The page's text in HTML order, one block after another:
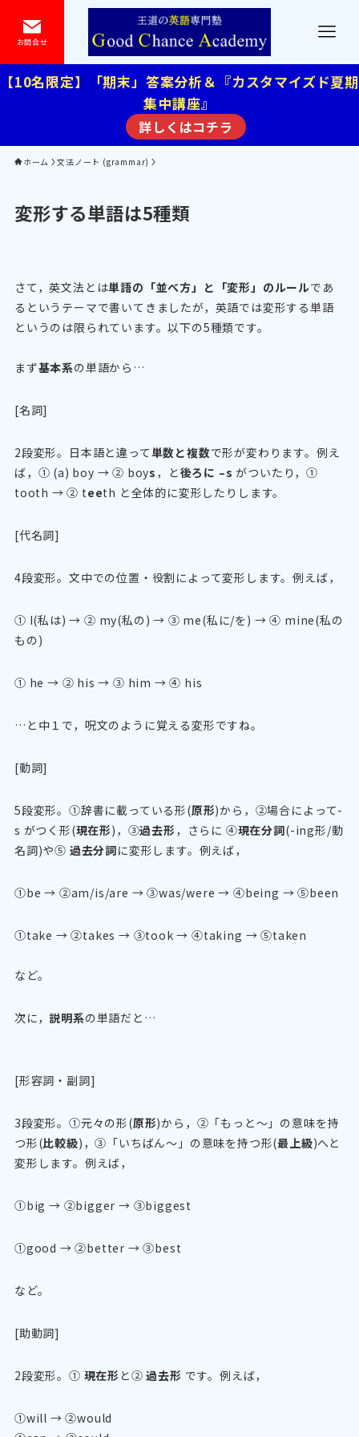
お問合せ
【10名限定】「期末」答案分析＆『カスタマイズド夏期
集中講座』
詳しくはコチラ
ホーム 文法ノート (grammar)
変形する単語は5種類
さて，英文法とは単語の「並べ方」と「変形」のルールであ
るというテーマで書いてきましたが，英語では変形する単語
というのは限られています。以下の5種類です。
まず基本系の単語から…
[名詞]
2段変形。日本語と違って単数と複数で形が変わります。例え
ば，① (a) boy → ② boys ，と後ろに –s がついたり，①
tooth → ② teeth と全体的に変形したりします。
[代名詞]
4段変形。文中での位置・役割によって変形します。例えば，
① I(私は) → ② my(私の) → ③ me(私に/を) → ④ mine(私の
もの)
① he → ② his → ③ him → ④ his
…と中１で，呪文のように覚える変形ですね。
[動詞]
5段変形。①辞書に載っている形(原形)から，②場合によって-
s がつく形(現在形)，③過去形，さらに ④現在分詞(-ing形/動
名詞)や⑤ 過去分詞に変形します。例えば，
①be → ②am/is/are → ③was/were → ④being → ⑤been
①take → ②takes → ③took → ④taking → ⑤taken
など。
次に，説明系の単語だと…
[形容詞・副詞]
3段変形。①元々の形(原形)から，②「もっと～」の意味を持
つ形(比較級)，③「いちばん～」の意味を持つ形(最上級)へと
変形します。例えば，
①big → ②bigger → ③biggest
①good → ②better → ③best
など。
[助動詞]
2段変形。① 現在形と②過去形 です。例えば，
①will → ②would